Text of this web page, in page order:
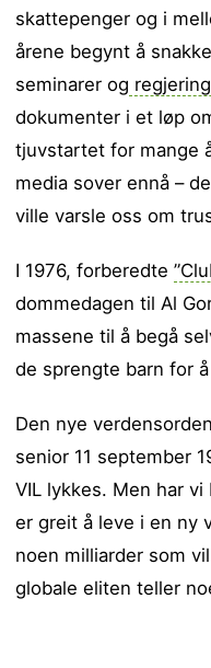
skattepenger og i
årene begynt å
seminarer og
dokumenter i et løp
tjuvstartet for mange
media sover ennå –
ville varsle oss om
I 1976, forberedte
dommedagen til Al
massene til å begå
de sprengte barn for å
Den nye
senior 11 september
VIL lykkes. Men har
er greit å leve i en ny
noen milliarder som
globale eliten teller